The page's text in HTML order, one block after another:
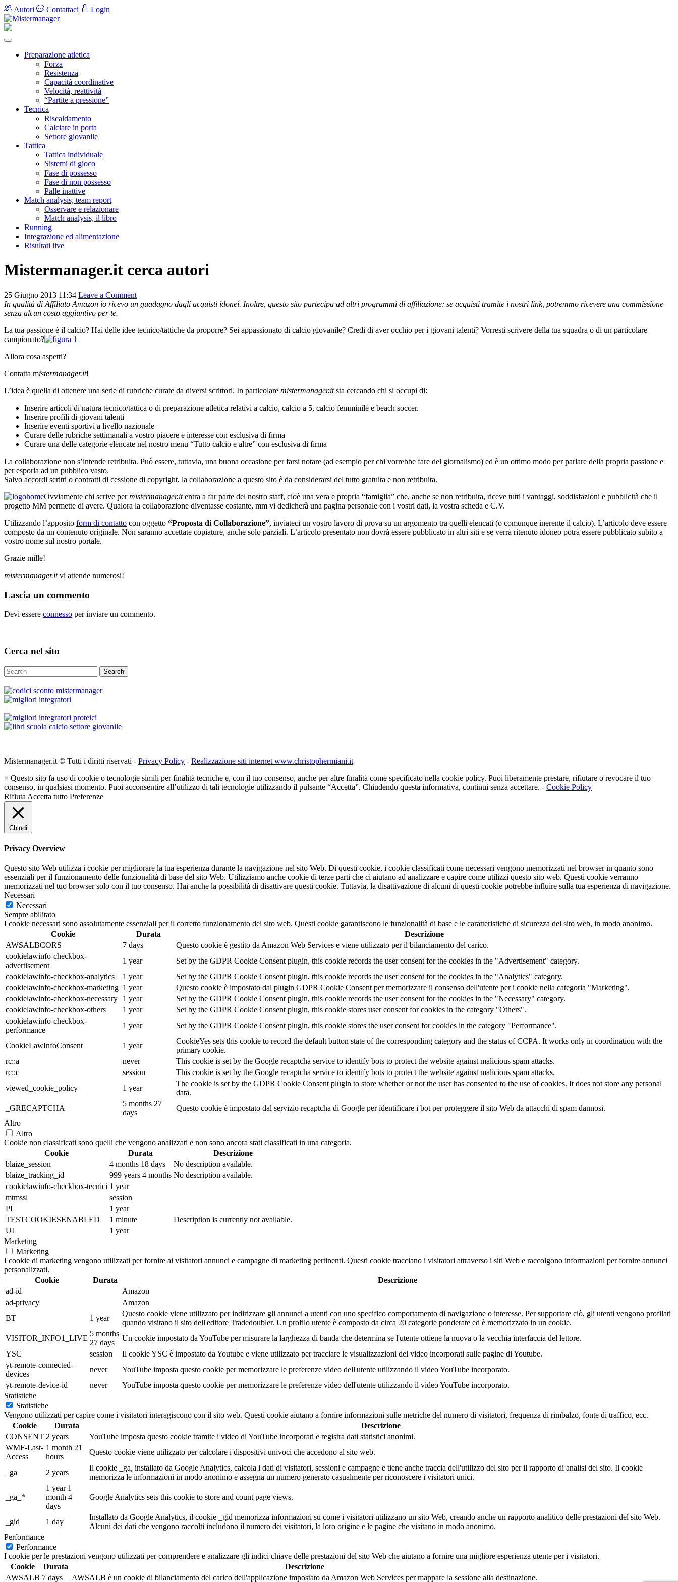
Autori Contattaci Login
Preparazione atletica
Forza
Resistenza
Capacità coordinative
Velocità, reattività
“Partite a pressione”
Tecnica
Riscaldamento
Calciare in porta
Settore giovanile
Tattica
Tattica individuale
Sistemi di gioco
Fase di possesso
Fase di non possesso
Palle inattive
Match analysis, team report
Osservare e relazionare
Match analysis, il libro
Running
Integrazione ed alimentazione
Risultati live
Mistermanager.it cerca autori
25 Giugno 2013 11:34 Leave a Comment
In qualità di Affiliato Amazon io ricevo un guadagno dagli acquisti idonei. Inoltre, questo sito partecipa ad altri programmi di affiliazione: se acquisti tramite i nostri link, potremmo ricevere una commissione
senza alcun costo aggiuntivo per te.
La tua passione è il calcio? Hai delle idee tecnico/tattiche da proporre? Sei appassionato di calcio giovanile? Credi di aver occhio per i giovani talenti? Vorresti scrivere della tua squadra o di un particolare
campionato?
Allora cosa aspetti?
Contatta mistermanager.it!
L’idea è quella di ottenere una serie di rubriche curate da diversi scrittori. In particolare mistermanager.itsta cercando chi si occupi di:
Inserire articoli di natura tecnico/tattica o di preparazione atletica relativi a calcio, calcio a 5, calcio femminile e beach soccer.
Inserire profili di giovani talenti
Inserire eventi sportivi a livello nazionale
Curare delle rubriche settimanali a vostro piacere e interesse con esclusiva di firma
Curare una delle categorie elencate nel nostro menu “Tutto calcio e altre” con esclusiva di firma
La collaborazione non s’intende retribuita. Può essere, tuttavia, una buona occasione per farsi notare (ad esempio per chi vorrebbe fare del giornalismo) ed è un ottimo modo per parlare della propria passione e
per esporla ad un pubblico vasto.
Salvo accordi scritti o contratti di cessione di copyright, la collaborazione a questo sito è da considerarsi del tutto gratuita e non retribuita.
Ovviamente chi scrive permistermanager.itentra a far parte del nostro staff, cioè una vera e propria “famiglia” che, anche se non retribuita, riceve tutti i vantaggi, soddisfazioni e pubblicità che il
progetto MM permette di avere. Qualora la collaborazione diventasse costante, mm vi dedicherà una pagina personale con i vostri dati, la vostra scheda e C.V.
Utilizzando l’apposito form di contatto con oggetto “Proposta di Collaborazione”, inviateci un vostro lavoro di prova su un argomento tra quelli elencati (o comunque inerente il calcio). L’articolo deve essere
composto da un contenuto originale. Non saranno accettate copiature, anche solo parziali. L’articolo presentato non dovrà essere pubblicato in altri siti e se verrà ritenuto idoneo potrà essere pubblicato subito a
vostro nome sul nostro portale.
Grazie mille!
mistermanager.itvi attende numerosi!
Lascia un commento
Devi essere connesso per inviare un commento.
Cerca nel sito
Search
Mistermanager.it © Tutti i diritti riservati - Privacy Policy - Realizzazione siti internet www.christophermiani.it
× Questo sito fa uso di cookie o tecnologie simili per finalità tecniche e, con il tuo consenso, anche per altre finalità come specificato nella cookie policy. Puoi liberamente prestare, rifiutare o revocare il tuo
consenso, in qualsiasi momento. Puoi acconsentire all’utilizzo di tali tecnologie utilizzando il pulsante “Accetta”. Chiudendo questa informativa, continui senza accettare. - Cookie Policy
Rifiuta Accetta tutto Preferenze
Chiudi
Privacy Overview
Questo sito Web utilizza i cookie per migliorare la tua esperienza durante la navigazione nel sito Web. Di questi cookie, i cookie classificati come necessari vengono memorizzati nel browser in quanto sono
essenziali per il funzionamento delle funzionalità di base del sito Web. Utilizziamo anche cookie di terze parti che ci aiutano ad analizzare e capire come utilizzi questo sito web. Questi cookie verranno
memorizzati nel tuo browser solo con il tuo consenso. Hai anche la possibilità di disattivare questi cookie. Tuttavia, la disattivazione di alcuni di questi cookie potrebbe influire sulla tua esperienza di navigazione.
Necessari
Necessari
Sempre abilitato
I cookie necessari sono assolutamente essenziali per il corretto funzionamento del sito web. Questi cookie garantiscono le funzionalità di base e le caratteristiche di sicurezza del sito web, in modo anonimo.
Cookie
Durata
Descrizione
AWSALBCORS
7 days
Questo cookie è gestito da Amazon Web Services e viene utilizzato per il bilanciamento del carico.
cookielawinfo-checkbox-
advertisement
1 year
Set by the GDPR Cookie Consent plugin, this cookie records the user consent for the cookies in the "Advertisement" category.
cookielawinfo-checkbox-analytics
1 year
Set by the GDPR Cookie Consent plugin, this cookie records the user consent for the cookies in the "Analytics" category.
cookielawinfo-checkbox-marketing 1 year
Questo cookie è impostato dal plugin GDPR Cookie Consent per memorizzare il consenso dell'utente per i cookie nella categoria "Marketing".
cookielawinfo-checkbox-necessary
1 year
Set by the GDPR Cookie Consent plugin, this cookie records the user consent for the cookies in the "Necessary" category.
cookielawinfo-checkbox-others
1 year
Set by the GDPR Cookie Consent plugin, this cookie stores user consent for cookies in the category "Others".
cookielawinfo-checkbox-
performance
1 year Set by the GDPR Cookie Consent plugin, this cookie stores the user consent for cookies in the category "Performance".
CookieLawInfoConsent 1 year
CookieYes sets this cookie to record the default button state of the corresponding category and the status of CCPA. It works only in coordination with the
primary cookie.
rc::a
never
This cookie is set by the Google recaptcha service to identify bots to protect the website against malicious spam attacks.
rc::c
session
This cookie is set by the Google recaptcha service to identify bots to protect the website against malicious spam attacks.
viewed_cookie_policy
1 year
The cookie is set by the GDPR Cookie Consent plugin to store whether or not the user has consented to the use of cookies. It does not store any personal
data.
_GRECAPTCHA
5 months 27
days
Questo cookie è impostato dal servizio recaptcha di Google per identificare i bot per proteggere il sito Web da attacchi di spam dannosi.
Altro
Altro
Cookie non classificati sono quelli che vengono analizzati e non sono ancora stati classificati in una categoria.
Cookie
Durata
Descrizione
blaize_session
4 months 18 days
No description available.
blaize_tracking_id
999 years 4 months No description available.
cookielawinfo-checkbox-tecnici 1 year
mtmssl
session
PI
1 year
TESTCOOKIESENABLED
1 minute
Description is currently not available.
UI
1 year
Marketing
Marketing
I cookie di marketing vengono utilizzati per fornire ai visitatori annunci e campagne di marketing pertinenti. Questi cookie tracciano i visitatori attraverso i siti Web e raccolgono informazioni per fornire annunci
personalizzati.
Cookie
Durata
Descrizione
ad-id
Amazon
ad-privacy
Amazon
BT
1 year
Questo cookie viene utilizzato per indirizzare gli annunci a utenti con uno specifico comportamento di navigazione o interesse. Per supportare ciò, gli utenti vengono profilati
quando visitano il sito dell'editore Tradedoubler. Un profilo utente è composto da circa 20 categorie ponderate ed è memorizzato in un cookie.
VISITOR_INFO1_LIVE
5 months
27 days
Un cookie impostato da YouTube per misurare la larghezza di banda che determina se l'utente ottiene la nuova o la vecchia interfaccia del lettore.
YSC
session
Il cookie YSC è impostato da Youtube e viene utilizzato per tracciare le visualizzazioni dei video incorporati sulle pagine di Youtube.
yt-remote-connected-
devices
never
YouTube imposta questo cookie per memorizzare le preferenze video dell'utente utilizzando il video YouTube incorporato.
yt-remote-device-id
never
YouTube imposta questo cookie per memorizzare le preferenze video dell'utente utilizzando il video YouTube incorporato.
Statistiche
Statistiche
Vengono utilizzati per capire come i visitatori interagiscono con il sito web. Questi cookie aiutano a fornire informazioni sulle metriche del numero di visitatori, frequenza di rimbalzo, fonte di traffico, ecc.
Cookie
Durata
Descrizione
CONSENT 2 years
YouTube imposta questo cookie tramite i video di YouTube incorporati e registra dati statistici anonimi.
WMF-Last-
Access
1 month 21
hours
Questo cookie viene utilizzato per calcolare i dispositivi univoci che accedono al sito web.
_ga 2 years
Il cookie _ga, installato da Google Analytics, calcola i dati di visitatori, sessioni e campagne e tiene anche traccia dell'utilizzo del sito per il rapporto di analisi del sito. Il cookie
memorizza le informazioni in modo anonimo e assegna un numero generato casualmente per riconoscere i visitatori unici.
_ga_*
1 year 1
month 4
days
Google Analytics sets this cookie to store and count page views.
_gid 1 day
Installato da Google Analytics, il cookie _gid memorizza informazioni su come i visitatori utilizzano un sito Web, creando anche un rapporto analitico delle prestazioni del sito Web.
Alcuni dei dati che vengono raccolti includono il numero dei visitatori, la loro origine e le pagine che visitano in modo anonimo.
Performance
Performance
I cookie per le prestazioni vengono utilizzati per comprendere e analizzare gli indici chiave delle prestazioni del sito Web che aiutano a fornire una migliore esperienza utente per i visitatori.
Cookie
Durata
Descrizione
AWSALB 7 days AWSALB è un cookie di bilanciamento del carico dell'applicazione impostato da Amazon Web Services per mappare la sessione alla destinazione.